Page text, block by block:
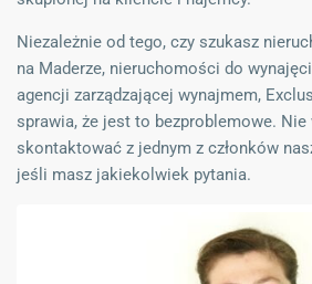
Niezależnie od tego, czy szukasz
na Maderze, nieruchomości do
agencji zarządzającej wynajmem,
sprawia, że jest to bezproblemowe. Nie
skontaktować z jednym z członków
jeśli masz jakiekolwiek pytania.